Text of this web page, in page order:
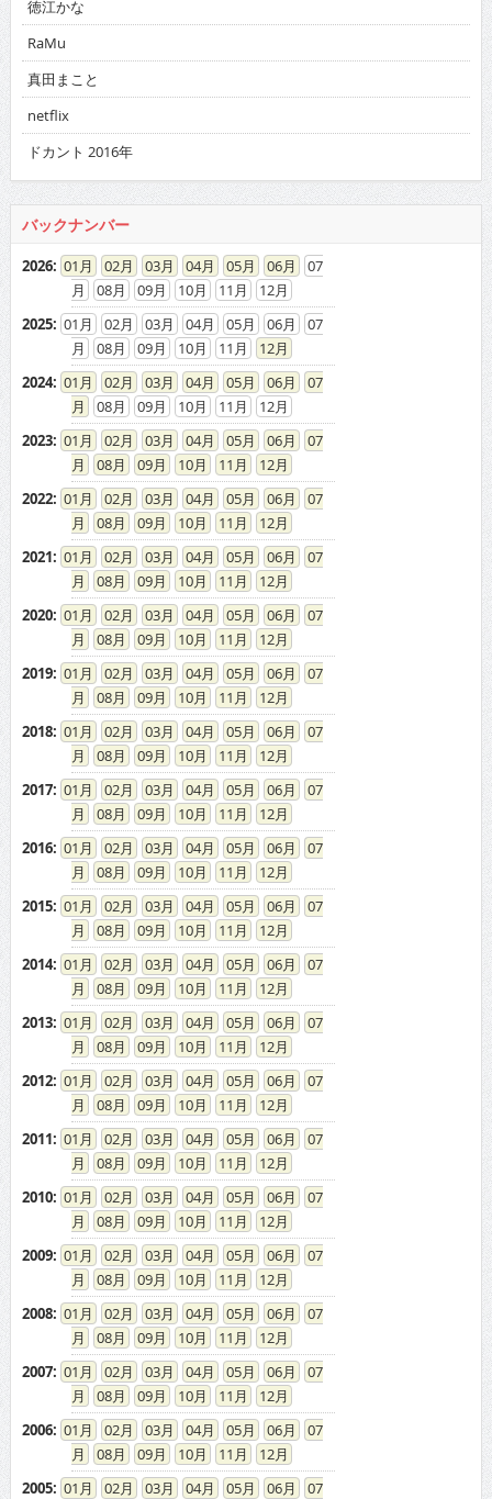
徳江かな
RaMu
真田まこと
netflix
ドカント 2016年
バックナンバー
2026: 01 02 03 04 05 06
07
08
09 10 11
12
2025: 01 02 03 04 05 06
07
08
09 10 11
12
2024: 01 02 03 04 05 06
07
08
09 10 11
12
2023: 01 02 03 04 05 06
07
08
09 10 11
12
2022: 01 02 03 04 05 06
07
08
09 10 11
12
2021: 01 02 03 04 05 06
07
08
09 10 11
12
2020: 01 02 03 04 05 06
07
08
09 10 11
12
2019: 01 02 03 04 05 06
07
08
09 10 11
12
2018: 01 02 03 04 05 06
07
08
09 10 11
12
2017: 01 02 03 04 05 06
07
08
09 10 11
12
2016: 01 02 03 04 05 06
07
08
09 10 11
12
2015: 01 02 03 04 05 06
07
08
09 10 11
12
2014: 01 02 03 04 05 06
07
08
09 10 11
12
2013: 01 02 03 04 05 06
07
08
09 10 11
12
2012: 01 02 03 04 05 06
07
08
09 10 11
12
2011: 01 02 03 04 05 06
07
08
09 10 11
12
2010: 01 02 03 04 05 06
07
08
09 10 11
12
2009: 01 02 03 04 05 06
07
08
09 10 11
12
2008: 01 02 03 04 05 06
07
08
09 10 11
12
2007: 01 02 03 04 05 06
07
08
09 10 11
12
2006: 01 02 03 04 05 06
07
08
09 10 11
12
2005: 01 02 03 04 05 06
07